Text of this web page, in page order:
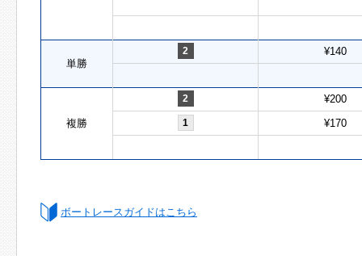
単勝
2 ¥140
複勝
2 ¥200
1 ¥170
ボートレースガイドはこちら